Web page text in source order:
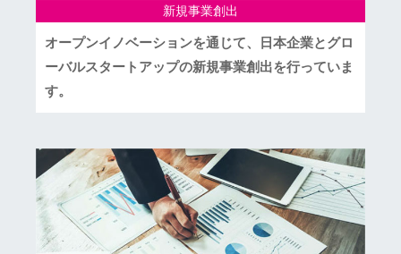
新規事業創出
オープンイノベーションを通じて、日本企業とグロ
ーバルスタートアップの新規事業創出を行っていま
す。